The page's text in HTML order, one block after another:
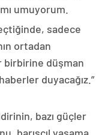
umuyorum.
sadece
ortadan
birbirine düşman
duyacağız.”
bazı güçler